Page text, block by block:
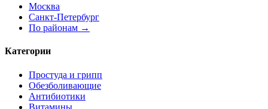
Москва
Санкт-Петербург
По районам →
Категории
Простуда и грипп
Обезболивающие
Антибиотики
Витамины